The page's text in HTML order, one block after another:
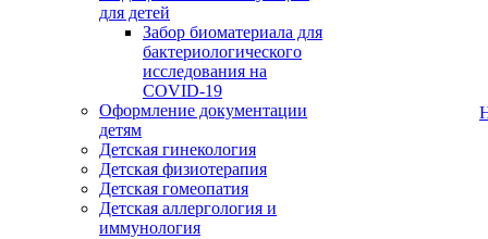
для детей
Забор биоматериала для
бактериологического
исследования на
COVID-19
Оформление документации
детям
Детская гинекология
Детская физиотерапия
Детская гомеопатия
Детская аллергология и
иммунология